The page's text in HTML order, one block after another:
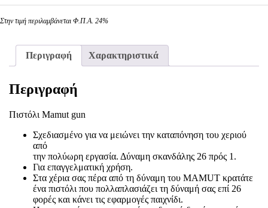
Στην τιμή περιλαμβάνεται Φ.Π.Α. 24%
Περιγραφή Χαρακτηριστικά
Περιγραφή
Πιστόλι Mamut gun
Σχεδιασμένο για να μειώνει την καταπόνηση του χεριού
από
την πολύωρη εργασία. Δύναμη σκανδάλης 26 πρός 1.
Για επαγγελματική χρήση.
Στα χέρια σας πέρα από τη δύναμη του MAMUT κρατάτε
ένα πιστόλι που πολλαπλασιάζει τη δύναμή σας επί 26
φορές και κάνει τις εφαρμογές παιχνίδι.